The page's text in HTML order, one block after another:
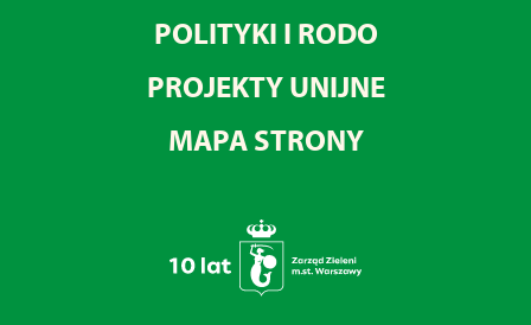
POLITYKI I RODO
PROJEKTY UNIJNE
MAPA STRONY